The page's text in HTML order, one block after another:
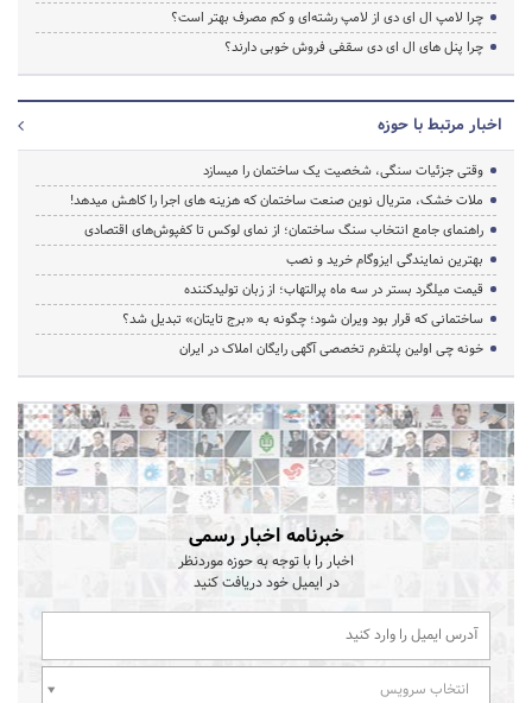
چرا لامپ ال ای دی از لامپ رشته‌ای و کم مصرف بهتر است؟
چرا پنل های ال ای دی سقفی فروش خوبی دارند؟
اخبار مرتبط با حوزه
وقتی جزئیات سنگی، شخصیت یک ساختمان را میسازد
ملات خشک، متریال نوین صنعت ساختمان که هزینه‌ های اجرا را کاهش میدهد!
راهنمای جامع انتخاب سنگ ساختمان؛ از نمای لوکس تا کفپوش‌های اقتصادی
بهترین نمایندگی ایزوگام خرید و نصب
قیمت میلگرد بستر در سه ماه پرالتهاب؛ از زبان تولیدکننده
ساختمانی که قرار بود ویران شود؛ چگونه به «برج تایتان» تبدیل شد؟
خونه چی اولین پلتفرم تخصصی آگهی رایگان املاک در ایران
خبرنامه اخبار رسمی
اخبار را با توجه به حوزه موردنظر
در ایمیل خود دریافت کنید
انتخاب سرویس